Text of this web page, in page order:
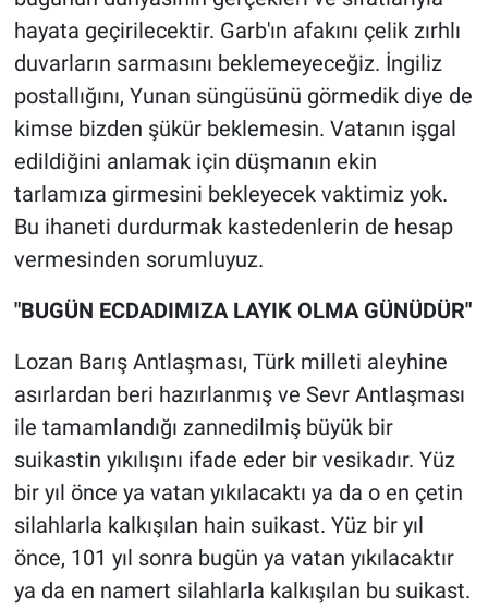
hayata geçirilecektir. Garb'ın afakını çelik zırhlı
duvarların sarmasını beklemeyeceğiz. İngiliz
postallığını, Yunan süngüsünü görmedik diye de
kimse bizden şükür beklemesin. Vatanın işgal
edildiğini anlamak için düşmanın ekin
tarlamıza girmesini bekleyecek vaktimiz yok.
Bu ihaneti durdurmak kastedenlerin de hesap
vermesinden sorumluyuz.
"BUGÜN ECDADIMIZA LAYIK OLMA GÜNÜDÜR"
Lozan Barış Antlaşması, Türk milleti aleyhine
asırlardan beri hazırlanmış ve Sevr Antlaşması
ile tamamlandığı zannedilmiş büyük bir
suikastin yıkılışını ifade eder bir vesikadır. Yüz
bir yıl önce ya vatan yıkılacaktı ya da o en çetin
silahlarla kalkışılan hain suikast. Yüz bir yıl
önce, 101 yıl sonra bugün ya vatan yıkılacaktır
ya da en namert silahlarla kalkışılan bu suikast.